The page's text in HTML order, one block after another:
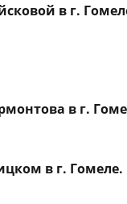
в г.
в г.
в г. Гомеле.